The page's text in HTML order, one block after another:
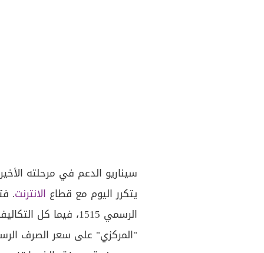
سيناريو الدعم في مرحلته
يتكرر اليوم مع قطاع الانترنت.
الرسمي 1515، فيما
"المركزي" على سعر الصرف